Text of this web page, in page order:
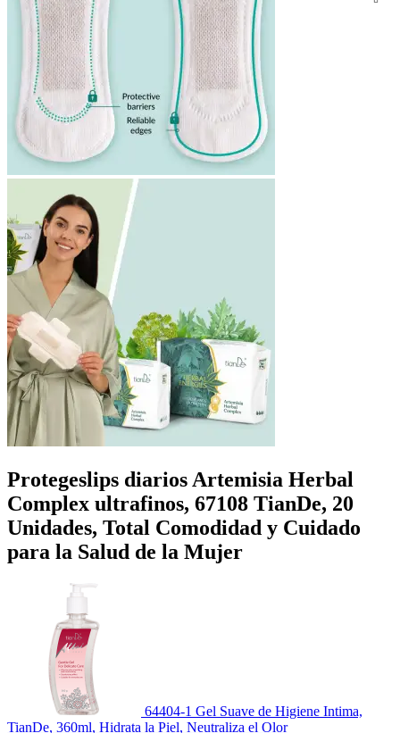
Protegeslips diarios Artemisia Herbal
Complex ultrafinos, 67108 TianDe, 20
Unidades, Total Comodidad y Cuidado
para la Salud de la Mujer
64404-1 Gel Suave de Higiene Intima,
TianDe, 360ml, Hidrata la Piel, Neutraliza el Olor